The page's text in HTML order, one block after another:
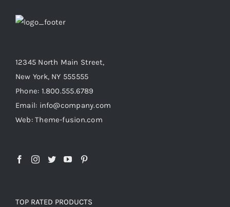
12345 North Main Street,
New York, NY 555555
Phone: 1.800.555.6789
Email: info@company.com
Web: Theme-fusion.com
TOP RATED PRODUCTS